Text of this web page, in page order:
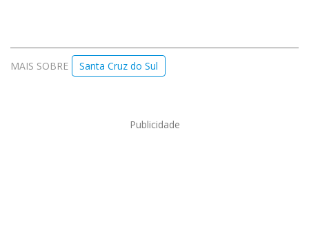
MAIS SOBRE Santa Cruz do Sul
Publicidade